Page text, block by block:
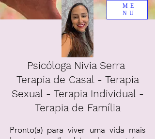
Psicóloga Nivia Serra
Terapia de Casal - Terapia
Sexual - Terapia Individual -
Terapia de Família
Pronto(a) para viver uma vida mais
ME
NU